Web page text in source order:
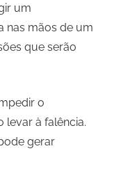
um
nas mãos de um
que serão
o
levar à falência.
gerar